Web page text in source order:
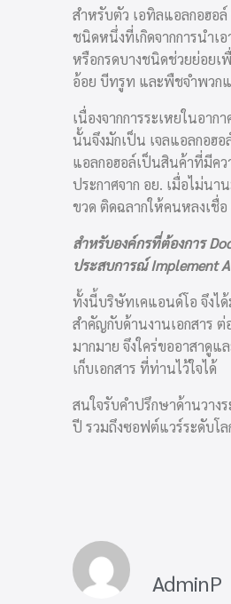
สำหรับตัว เอทิลแอลกอฮอ
ชนิดหนึ่งที่เกิดจากการนำเ
หรือกรดบางชนิดช่วยย่อย
อ้อย บีทรูท และพืชจำพวก
เนื่องจากการระเหยในอา
นั้นจึงมักเป็น เจลแอลกอฮ
แอลกอฮอล์เป็นสินค้าที่มีคว
ประกาศจาก อย. เมื่อไม่น
ขวด ติดฉลากให้คนหลงเชื่
สำหรับองค์กรที่ต้องการ
ประสบการณ์ Implement
ทั้งนี้บริษัทเคแอนด์โอ จึงได้
สำคัญกับด้านงานเอกสาร
มากมาย จึงใคร่ขออาสาดูแ
เก็บเอกสาร ที่ท่านไว้ใจได้
สนใจรับคำปรึกษาด้านวาง
ปี รวมถึงซอฟต์แวร์ระดับโล
AdminP